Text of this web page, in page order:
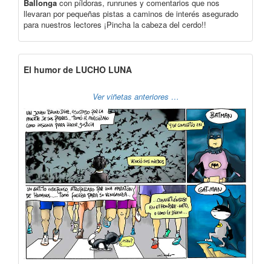
Ballonga con píldoras, runrunes y comentarios que nos
llevaran por pequeñas pistas a caminos de interés asegurado
para nuestros lectores ¡Pincha la cabeza del cerdo!!
El humor de LUCHO LUNA
Ver viñetas anteriores …